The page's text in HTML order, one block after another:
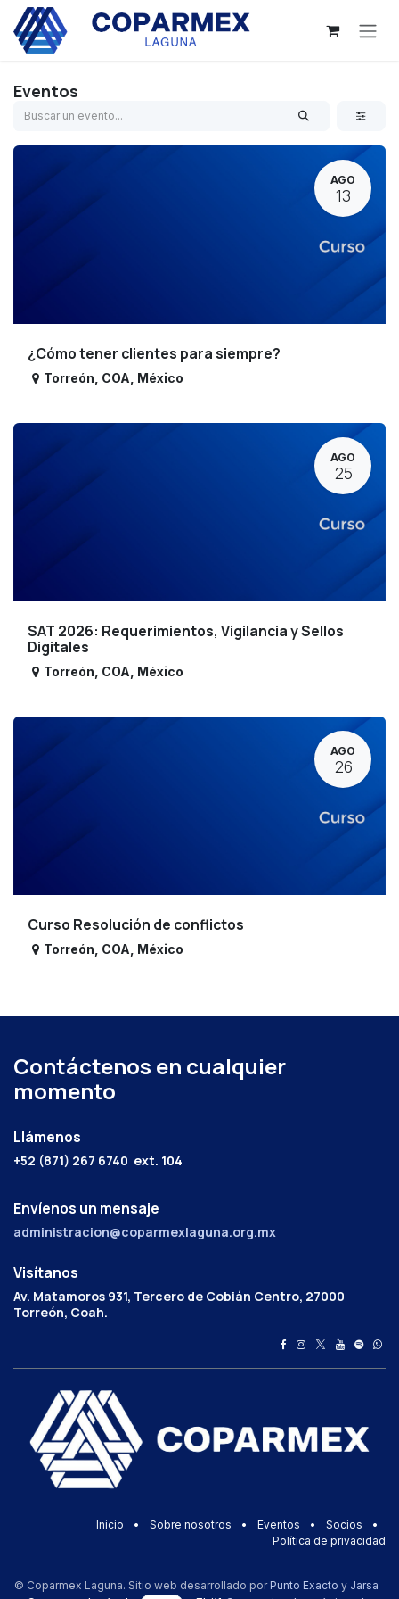
Ir al contenido
Eventos
AGO
13
¿Cómo tener clientes para siempre?
Torreón COA México
AGO
25
SAT 2026: Requerimientos, Vigilancia y Sellos
Digitales
Torreón COA México
AGO
26
Curso Resolución de conflictos
Torreón COA México
Contáctenos en cualquier
momento
Llámenos
+52 (871) 267 6740 ext. 104
Envíenos un mensaje
administracion@coparmexlaguna.org.mx
Visítanos
Av. Matamoros 931, Tercero de Cobián Centro, 27000
Torreón, Coah.
Inicio • Sobre nosotros • Eventos • Socios
•
Política de privacidad
© Coparmex Laguna. Sitio web desarrollado por Punto Exacto y Jarsa